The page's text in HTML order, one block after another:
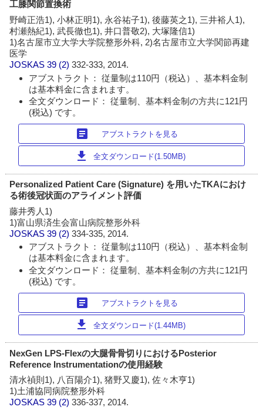
工膝関節置換術
野崎正浩1), 小林正明1), 永谷祐子1), 後藤英之1), 三井裕人1),
村瀬熱紀1), 武長徹也1), 井口普敬2), 大塚隆信1)
1)名古屋市立大学大学院整形外科, 2)名古屋市立大学関節再建
医学
JOSKAS 39 (2)332-333, 2014.
アブストラクト： 従量制は110円（税込）、基本料金制
は基本料金に含まれます。
全文ダウンロード： 従量制、基本料金制の方共に121円
(税込) です。
article アブストラクトを見る
download 全文ダウンロード(1.50MB)
Personalized Patient Care (Signature) を用いたTKAにおけ
る術後冠状面のアライメント評価
藤井秀人1)
1)富山県済生会富山病院整形外科
JOSKAS 39 (2)334-335, 2014.
アブストラクト： 従量制は110円（税込）、基本料金制
は基本料金に含まれます。
全文ダウンロード： 従量制、基本料金制の方共に121円
(税込) です。
article アブストラクトを見る
download 全文ダウンロード(1.44MB)
NexGen LPS-Flexの大腿骨骨切りにおけるPosterior
Reference Instrumentationの使用経験
清水禎則1), 八百陽介1), 猪野又慶1), 佐々木亨1)
1)土浦協同病院整形外科
JOSKAS 39 (2)336-337, 2014.